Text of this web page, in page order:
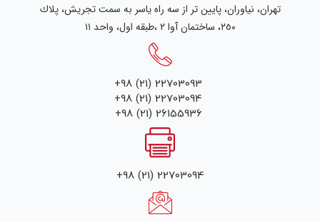
تهران، نياوران، پایین تر از سه راه یاسر به سمت تجریش، پلاك
٢٥٠، ساختمان آوا ۲ ،طبقه اول، واحد ۱۱
+98 (21) 22703093
+98 (21) 22703094
+98 (21) 26155936
+98 (21) 22703094